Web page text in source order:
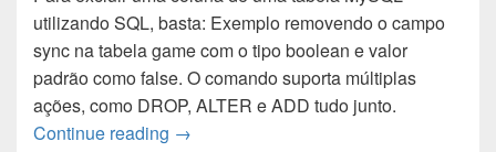
e
b
o
o
k
t
s
A
p
p
t
t
e
r
k
e
d
I
n
d
i
t
t
e
r
e
i
l
utilizando SQL, basta: Exemplo removendo o campo
sync na tabela game com o tipo boolean e valor
padrão como false. O comando suporta múltiplas
ações, como DROP, ALTER e ADD tudo junto.
Continue reading Como remover um coluna de uma
→